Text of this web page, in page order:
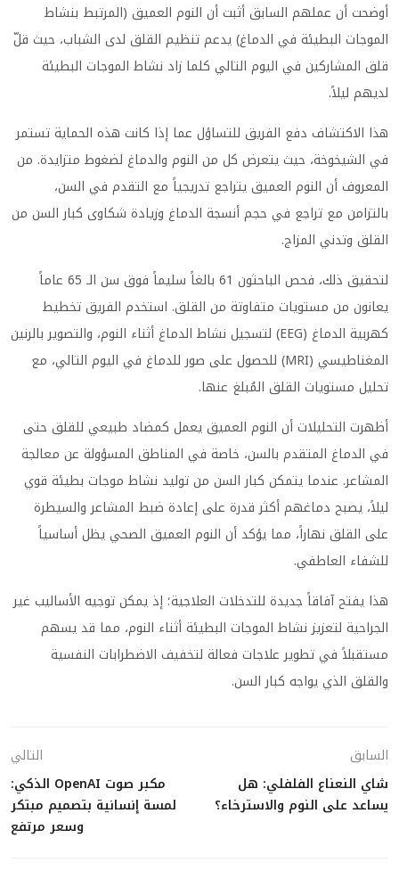
أوضحت أن عملهم السابق أثبت أن النوم العميق (المرتبط بنشاط
الموجات البطيئة في الدماغ) يدعم تنظيم القلق لدى الشباب، حيث قلّ
قلق المشاركين في اليوم التالي كلما زاد نشاط الموجات البطيئة
لديهم ليلاً.
هذا الاكتشاف دفع الفريق للتساؤل عما إذا كانت هذه الحماية تستمر
في الشيخوخة، حيث يتعرض كل من النوم والدماغ لضغوط متزايدة. من
المعروف أن النوم العميق يتراجع تدريجياً مع التقدم في السن،
بالتزامن مع تراجع في حجم أنسجة الدماغ وزيادة شكاوى كبار السن من
القلق وتدني المزاج.
لتحقيق ذلك، فحص الباحثون 61 بالغاً سليماً فوق سن الـ 65 عاماً
يعانون من مستويات متفاوتة من القلق. استخدم الفريق تخطيط
كهربية الدماغ (EEG) لتسجيل نشاط الدماغ أثناء النوم، والتصوير بالرنين
المغناطيسي (MRI) للحصول على صور للدماغ في اليوم التالي، مع
تحليل مستويات القلق المُبلغ عنها.
أظهرت التحليلات أن النوم العميق يعمل كمضاد طبيعي للقلق حتى
في الدماغ المتقدم بالسن، خاصة في المناطق المسؤولة عن معالجة
المشاعر. عندما يتمكن كبار السن من توليد نشاط موجات بطيئة قوي
ليلاً، يصبح دماغهم أكثر قدرة على إعادة ضبط المشاعر والسيطرة
على القلق نهاراً، مما يؤكد أن النوم العميق الصحي يظل أساسياً
للشفاء العاطفي.
هذا يفتح آفاقاً جديدة للتدخلات العلاجية؛ إذ يمكن توجيه الأساليب غير
الجراحية لتعزيز نشاط الموجات البطيئة أثناء النوم، مما قد يسهم
مستقبلاً في تطوير علاجات فعالة لتخفيف الاضطرابات النفسية
والقلق الذي يواجه كبار السن.
السابق
شاي النعناع الفلفلي: هل
يساعد على النوم والاسترخاء؟
التالي
مكبر صوت OpenAI الذكي:
لمسة إنسانية بتصميم مبتكر
وسعر مرتفع